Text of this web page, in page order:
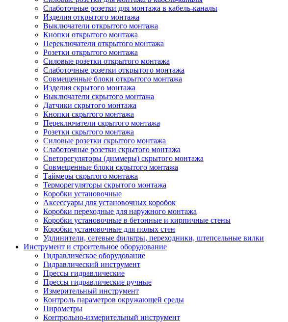
Слаботочные розетки для монтажа в кабель-каналы
Изделия открытого монтажа
Выключатели открытого монтажа
Кнопки открытого монтажа
Переключатели открытого монтажа
Розетки открытого монтажа
Силовые розетки открытого монтажа
Слаботочные розетки открытого монтажа
Совмещенные блоки открытого монтажа
Изделия скрытого монтажа
Выключатели скрытого монтажа
Датчики скрытого монтажа
Кнопки скрытого монтажа
Переключатели скрытого монтажа
Розетки скрытого монтажа
Силовые розетки скрытого монтажа
Слаботочные розетки скрытого монтажа
Светорегуляторы (диммеры) скрытого монтажа
Совмещенные блоки скрытого монтажа
Таймеры скрытого монтажа
Терморегуляторы скрытого монтажа
Коробки установочные
Аксессуары для установочных коробок
Коробки переходные для наружного монтажа
Коробки установочные в бетонные и кирпичные стены
Коробки установочные для полых стен
Удлинители, сетевые фильтры, переходники, штепсельные вилки
Инструмент и строительное оборудование
Гидравлическое оборудование
Гидравлический инструмент
Прессы гидравлические
Прессы гидравлические ручные
Измерительный инструмент
Контроль параметров окружающей среды
Пирометры
Контрольно-измерительный инструмент